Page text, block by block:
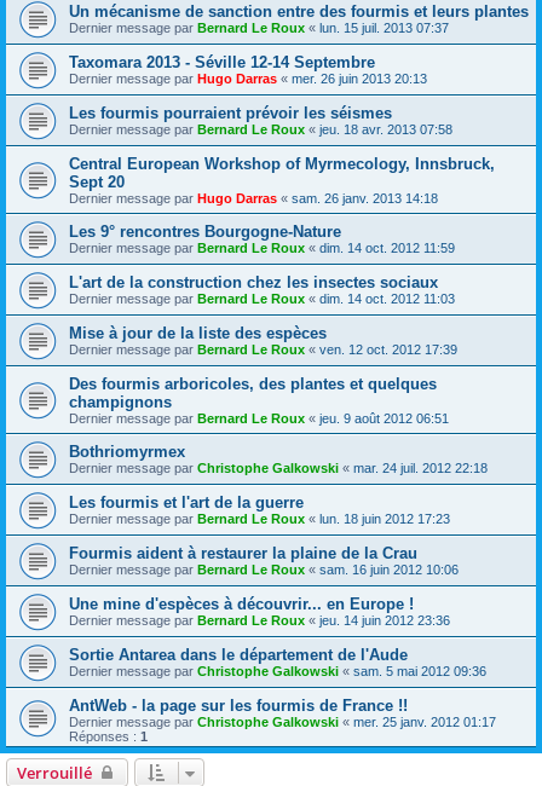
Un mécanisme de sanction entre des fourmis et leurs plantes
Dernier message par Bernard Le Roux « lun. 15 juil. 2013 07:37
Taxomara 2013 - Séville 12-14 Septembre
Dernier message par Hugo Darras « mer. 26 juin 2013 20:13
Les fourmis pourraient prévoir les séismes
Dernier message par Bernard Le Roux « jeu. 18 avr. 2013 07:58
Central European Workshop of Myrmecology, Innsbruck,
Sept 20
Dernier message par Hugo Darras « sam. 26 janv. 2013 14:18
Les 9° rencontres Bourgogne-Nature
Dernier message par Bernard Le Roux « dim. 14 oct. 2012 11:59
L'art de la construction chez les insectes sociaux
Dernier message par Bernard Le Roux « dim. 14 oct. 2012 11:03
Mise à jour de la liste des espèces
Dernier message par Bernard Le Roux « ven. 12 oct. 2012 17:39
Des fourmis arboricoles, des plantes et quelques
champignons
Dernier message par Bernard Le Roux « jeu. 9 août 2012 06:51
Bothriomyrmex
Dernier message par Christophe Galkowski « mar. 24 juil. 2012 22:18
Les fourmis et l'art de la guerre
Dernier message par Bernard Le Roux « lun. 18 juin 2012 17:23
Fourmis aident à restaurer la plaine de la Crau
Dernier message par Bernard Le Roux « sam. 16 juin 2012 10:06
Une mine d'espèces à découvrir... en Europe !
Dernier message par Bernard Le Roux « jeu. 14 juin 2012 23:36
Sortie Antarea dans le département de l'Aude
Dernier message par Christophe Galkowski « sam. 5 mai 2012 09:36
AntWeb - la page sur les fourmis de France !!
Dernier message par Christophe Galkowski « mer. 25 janv. 2012 01:17
Réponses : 1
Verrouillé